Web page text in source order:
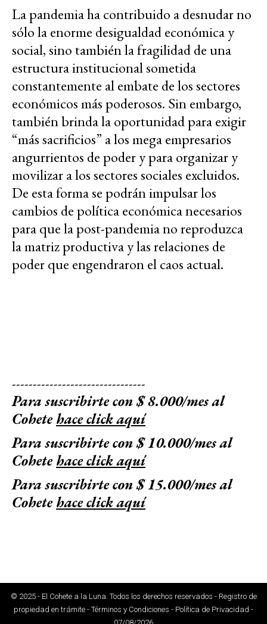
La pandemia ha contribuido a desnudar no
sólo la enorme desigualdad económica y
social, sino también la fragilidad de una
estructura institucional sometida
constantemente al embate de los sectores
económicos más poderosos. Sin embargo,
también brinda la oportunidad para exigir
“más sacrificios” a los mega empresarios
angurrientos de poder y para organizar y
movilizar a los sectores sociales excluidos.
De esta forma se podrán impulsar los
cambios de política económica necesarios
para que la post-pandemia no reproduzca
la matriz productiva y las relaciones de
poder que engendraron el caos actual.
--------------------------------
Para suscribirte con $ 8.000/mes al
Cohetehace click aquí
Para suscribirte con $ 10.000/mes al
Cohetehace click aquí
Para suscribirte con $ 15.000/mes al
Cohetehace click aquí
© 2025 - El Cohete a la Luna. Todos los derechos reservados - Registro de
propiedad en trámite - Términos y Condiciones - Política de Privacidad -